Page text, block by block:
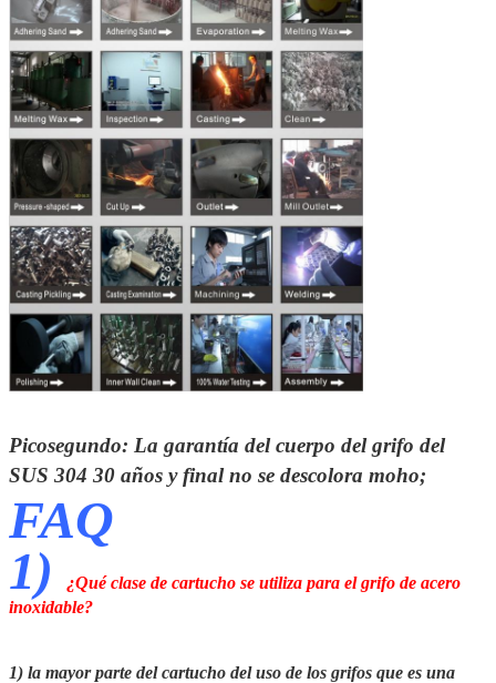
PRESENTACIóN
Picosegundo: La garantía del cuerpo del grifo del
SUS 304 30 años y final no se descolora moho;
FAQ
1)
¿Qué clase de cartucho se utiliza para el grifo de acero
inoxidable?
1) la mayor parte del cartucho del uso de los grifos que es una